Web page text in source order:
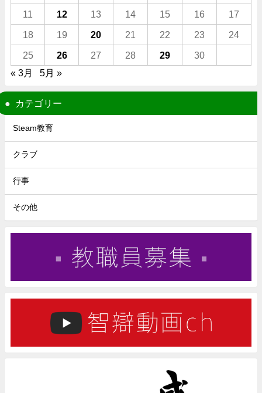
11 12 13 14 15 16 17
18 19 20 21 22 23 24
25 26 27 28 29
30
« 3月
5月 »
カテゴリー
Steam教育
クラブ
行事
その他